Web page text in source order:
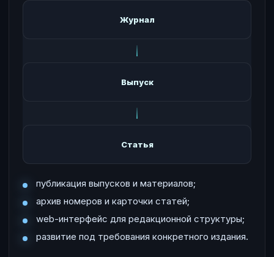
Журнал
Выпуск
Статья
публикация выпусков и материалов;
архив номеров и карточки статей;
web-интерфейс для редакционной структуры;
развитие под требования конкретного издания.